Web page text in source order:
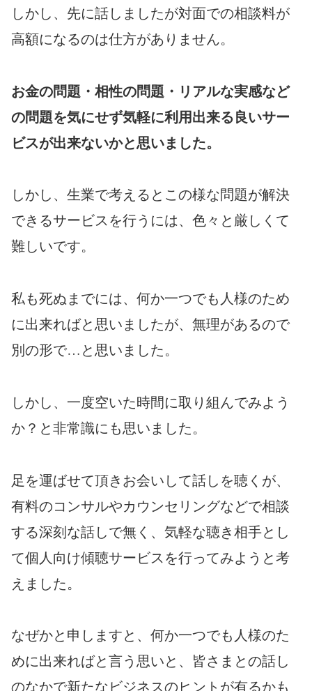
しかし、先に話しましたが対面での相談料が
高額になるのは仕方がありません。
お金の問題・相性の問題・リアルな実感など
の問題を気にせず気軽に利用出来る良いサー
ビスが出来ないかと思いました。
しかし、生業で考えるとこの様な問題が解決
できるサービスを行うには、色々と厳しくて
難しいです。
私も死ぬまでには、何か一つでも人様のため
に出来ればと思いましたが、無理があるので
別の形で…と思いました。
しかし、 一度空いた時間に取り組んでみよう
か？と非常識にも思いました。
足を運ばせて頂きお会いして話しを聴くが、
有料のコンサルやカウンセリングなどで相談
する深刻な話しで無く、 気軽な聴き相手とし
て個人向け傾聴サービスを行ってみようと考
えました。
なぜかと申しますと、何か一つでも人様のた
めに出来ればと言う思いと、皆さまとの話し
のなかで新たなビジネスのヒントが有るかも